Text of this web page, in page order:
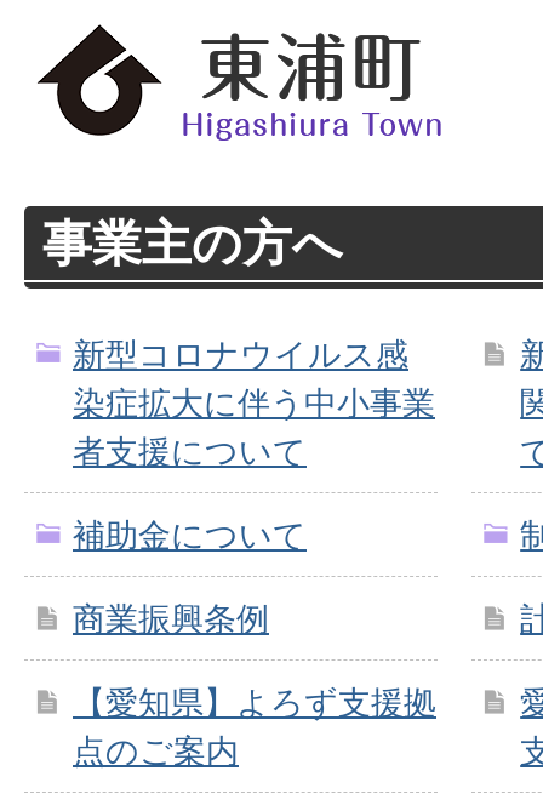
事業主の方へ
新型コロナウイルス感
染症拡大に伴う中小事業
者支援について
補助金について
商業振興条例
【愛知県】よろず支援拠
点のご案内